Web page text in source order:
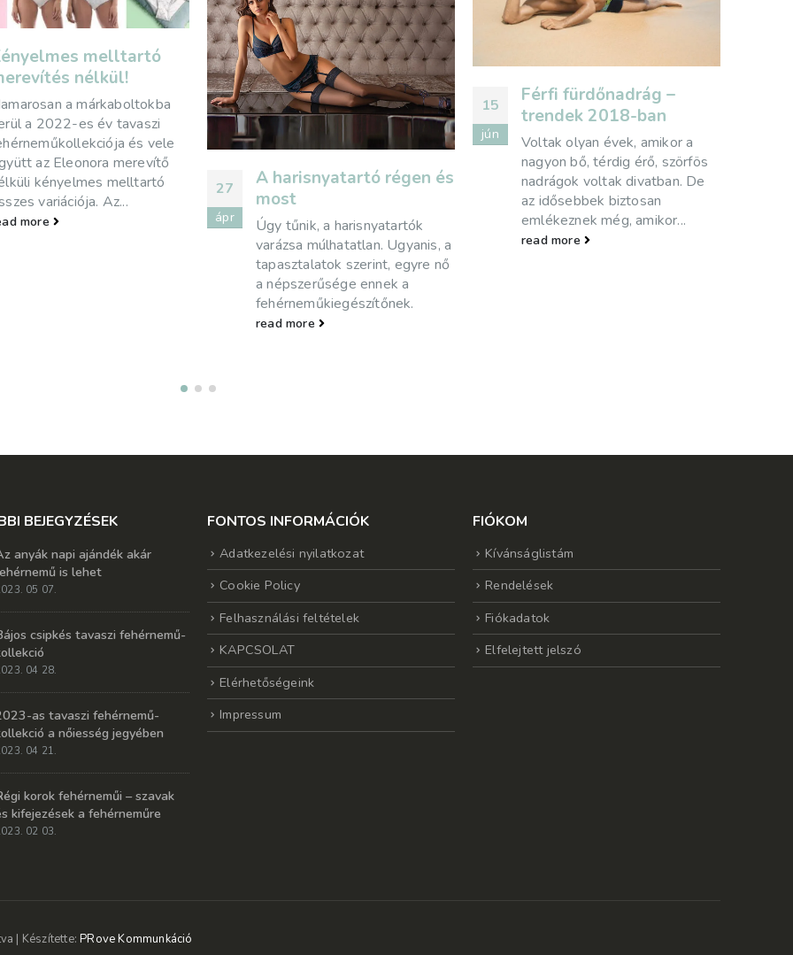
harisnyatartó régen és
tűnik, a harisnyatartók
15
jún
Férfi fürdőnadrág –
trendek 2018-ban
Voltak olyan évek, amikor a
nadrágok voltak divatban. De
az idősebbek biztosan
emlékeznek még, amikor...
read more
08
máj
Idén tavasszal előtérbe
kerülhet a klasszikus elegancia
és a letisztult femme fatale
stílus. Főleg azoknak tudunk jó
hírrel szolgálni, akik...
read more
BEJEGYZÉSEK
anyák napi ajándék akár
is lehet
05 07.
csipkés tavaszi fehérnemű-
04 28.
as tavaszi fehérnemű-
a nőiesség jegyében
04 21.
korok fehérneműi – szavak
kifejezések a fehérneműre
02 03.
FONTOS INFORMÁCIÓK
Adatkezelési nyilatkozat
Cookie Policy
Felhasználási feltételek
KAPCSOLAT
Elérhetőségeink
Impressum
FIÓKOM
Kívánságlistám
Rendelések
Fiókadatok
Elfelejtett jelszó
| Készítette:PRove Kommunkáció